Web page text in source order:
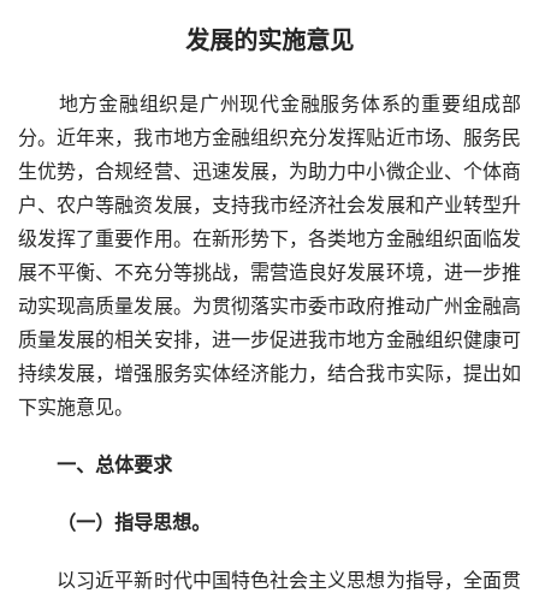
发展的实施意见
地方金融组织是广州现代金融服务体系的重要组成部
分。近年来，我市地方金融组织充分发挥贴近市场、服务民
生优势，合规经营、迅速发展，为助力中小微企业、个体商
户、农户等融资发展，支持我市经济社会发展和产业转型升
级发挥了重要作用。在新形势下，各类地方金融组织面临发
展不平衡、不充分等挑战，需营造良好发展环境，进一步推
动实现高质量发展。为贯彻落实市委市政府推动广州金融高
质量发展的相关安排，进一步促进我市地方金融组织健康可
持续发展，增强服务实体经济能力，结合我市实际，提出如
下实施意见。
一、总体要求
（一）指导思想。
以习近平新时代中国特色社会主义思想为指导，全面贯